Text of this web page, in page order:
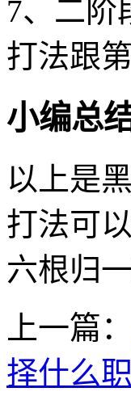
7、二阶
打法跟
小编总结
以上是
打法可
六根归
上一篇：
择什么